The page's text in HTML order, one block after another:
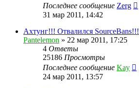
Последнее сообщение Zerg
31 мар 2011, 14:42
Ахтунг!!! Отвалился SourceBans!!!
Pantelemon » 22 мар 2011, 17:25
4 Ответы
25186 Просмотры
Последнее сообщение Kay
24 мар 2011, 13:57